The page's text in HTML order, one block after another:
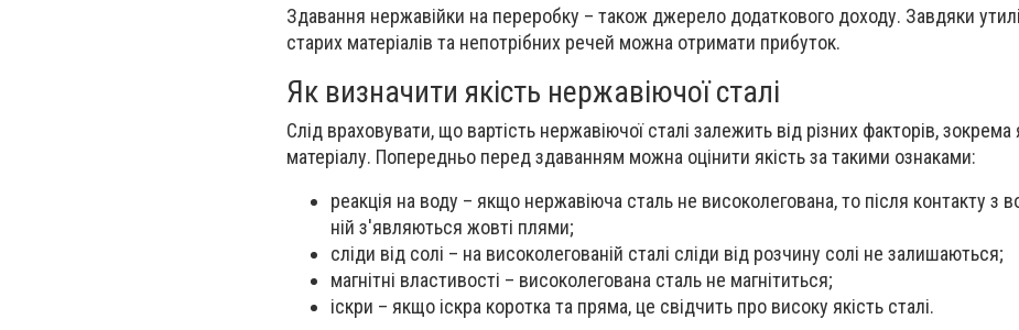
Здавання нержавійки на переробку – також джерело додаткового доходу. Завдяки
старих матеріалів та непотрібних речей можна отримати прибуток.
Як визначити якість нержавіючої сталі
Слід враховувати, що вартість нержавіючої сталі залежить від різних факторів, зокрема
матеріалу. Попередньо перед здаванням можна оцінити якість за такими ознаками:
реакція на воду – якщо нержавіюча сталь не високолегована, то після контакту з
ній з'являються жовті плями;
сліди від солі – на високолегованій сталі сліди від розчину солі не залишаються;
магнітні властивості – високолегована сталь не магнітиться;
іскри – якщо іскра коротка та пряма, це свідчить про високу якість сталі.